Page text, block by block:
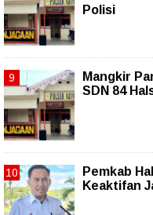
Polisi
Mangkir
SDN 84
Pemkab
Keaktifan